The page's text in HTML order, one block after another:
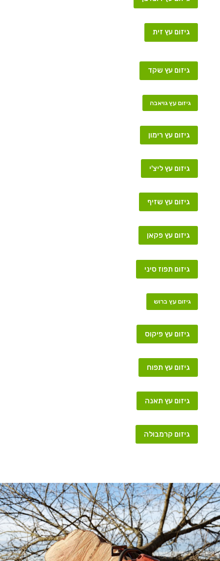
גיזום עץ זית
גיזום עץ שקד
גיזום עץ גויאבה
גיזום עץ רימון
גיזום עץ ליצ'י
גיזום עץ שזיף
גיזום עץ פקאן
גיזום תפוז סיני
גיזום עץ ברוש
גיזום עץ פיקוס
גיזום עץ תפוח
גיזום עץ תאנה
גיזום קרמבולה